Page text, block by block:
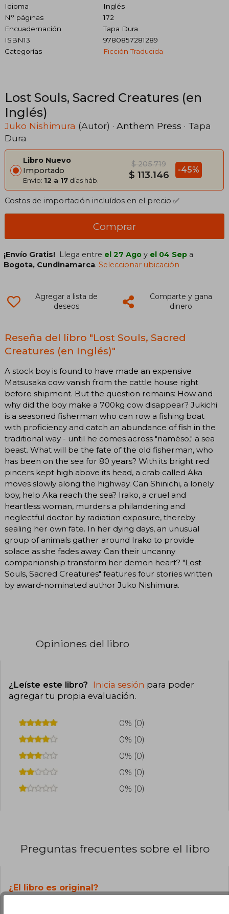
Idioma
Inglés
N° páginas
172
Encuadernación
Tapa Dura
ISBN13
9780857281289
Categorías
Ficción Traducida
Lost Souls, Sacred Creatures (en
Inglés)
Juko Nishimura (Autor) · Anthem Press · Tapa
Dura
Libro Nuevo
Importado
Envío: 12 a 17 días háb.
$ 205.719
$ 113.146 -45%
Costos de importación incluídos en el precio ✅
Comprar
¡Envío Gratis! Llega entre el 27 Ago y el 04 Sep a
Bogota, Cundinamarca.Seleccionar ubicación
Agregar a lista de
deseos
Comparte y gana
dinero
Reseña del libro "Lost Souls, Sacred
Creatures (en Inglés)"
A stock boy is found to have made an expensive
Matsusaka cow vanish from the cattle house right
before shipment. But the question remains: How and
why did the boy make a 700kg cow disappear? Jukichi
is a seasoned fisherman who can row a fishing boat
with proficiency and catch an abundance of fish in the
traditional way - until he comes across "naméso," a sea
beast. What will be the fate of the old fisherman, who
has been on the sea for 80 years? With its bright red
pincers kept high above its head, a crab called Aka
moves slowly along the highway. Can Shinichi, a lonely
boy, help Aka reach the sea? Irako, a cruel and
heartless woman, murders a philandering and
neglectful doctor by radiation exposure, thereby
sealing her own fate. In her dying days, an unusual
group of animals gather around Irako to provide
solace as she fades away. Can their uncanny
companionship transform her demon heart? "Lost
Souls, Sacred Creatures" features four stories written
by award-nominated author Juko Nishimura.
Opiniones del libro
¿Leíste este libro? Inicia sesión para poder
agregar tu propia evaluación.
0% (0)
0% (0)
0% (0)
0% (0)
0% (0)
Preguntas frecuentes sobre el libro
¿El libro es original?